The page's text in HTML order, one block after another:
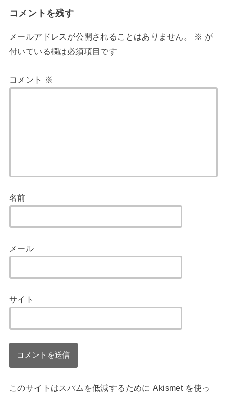
コメントを残す
メールアドレスが公開されることはありません。 ※ が
付いている欄は必須項目です
コメント ※
名前
メール
サイト
このサイトはスパムを低減するために Akismet を使っ